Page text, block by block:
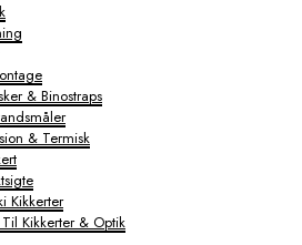
& Binostraps
& Termisk
Kikkerter
Kikkerter & Optik